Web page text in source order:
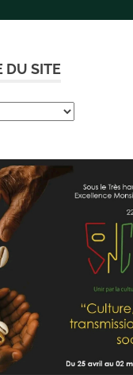
DU SITE